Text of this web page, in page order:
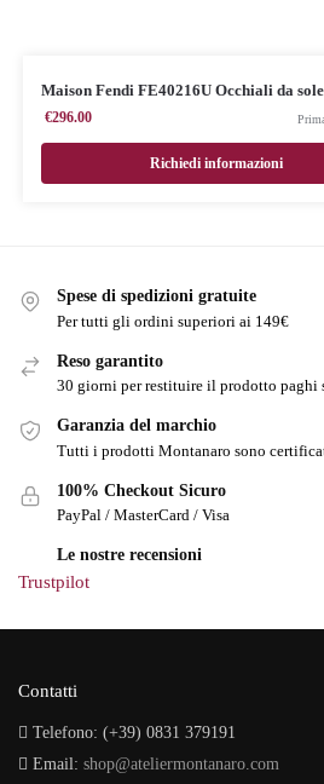
Maison Fendi FE40216U Occhiali da sole
€296.00
Richiedi informazioni
Spese di spedizioni gratuite
Per tutti gli ordini superiori ai 149€
Reso garantito
30 giorni per restituire il prodotto paghi
Garanzia del marchio
Tutti i prodotti Montanaro sono
100% Checkout Sicuro
PayPal / MasterCard / Visa
Le nostre recensioni
Trustpilot
Contatti
Telefono: (+39) 0831 379191
Email: shop@ateliermontanaro.com